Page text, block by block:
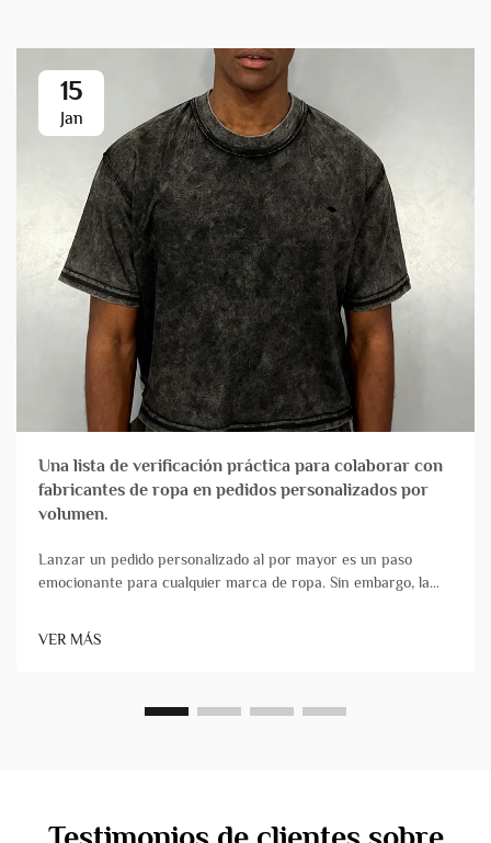
15
Jan
Una lista de verificación práctica para colaborar con
fabricantes de ropa en pedidos personalizados por
volumen.
Lanzar un pedido personalizado al por mayor es un paso
emocionante para cualquier marca de ropa. Sin embargo, la
entre un lanzamiento exitoso y una experiencia estresante
plagada de retrasos y problemas de calidad. No todos&...
VER MÁS